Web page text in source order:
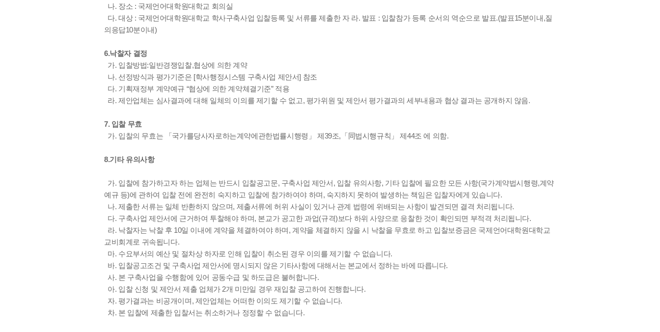
나. 장소 : 국제언어대학원대학교 회의실
다. 대상 : 국제언어대학원대학교 학사구축사업 입찰등록 및 서류를 제출한 자 라. 발표 : 입찰참가 등록 순서의 역순으로 발표.(발표15분이내,질
의응답10분이내)
6.낙찰자 결정
가. 입찰방법:일반경쟁입찰,협상에 의한 계약
나. 선정방식과 평가기준은 [학사행정시스템 구축사업 제안서] 참조
다. 기획재정부 계약예규 “협상에 의한 계약체결기준” 적용
라. 제안업체는 심사결과에 대해 일체의 이의를 제기할 수 없고, 평가위원 및 제안서 평가결과의 세부내용과 협상 결과는 공개하지 않음.
7. 입찰 무효
가. 입찰의 무효는 「국가를당사자로하는계약에관한법률시행령」 제39조,「同법시행규칙」 제44조 에 의함.
8.기타 유의사항
가. 입찰에 참가하고자 하는 업체는 반드시 입찰공고문, 구축사업 제안서, 입찰 유의사항, 기타 입찰에 필요한 모든 사항(국가계약법시행령,계약
예규 등)에 관하여 입찰 전에 완전히 숙지하고 입찰에 참가하여야 하며, 숙지하지 못하여 발생하는 책임은 입찰자에게 있습니다.
나. 제출한 서류는 일체 반환하지 않으며, 제출서류에 허위 사실이 있거나 관계 법령에 위배되는 사항이 발견되면 결격 처리됩니다.
다. 구축사업 제안서에 근거하여 투찰해야 하며, 본교가 공고한 과업(규격)보다 하위 사양으로 응찰한 것이 확인되면 부적격 처리됩니다.
라. 낙찰자는 낙찰 후 10일 이내에 계약을 체결하여야 하며, 계약을 체결하지 않을 시 낙찰을 무효로 하고 입찰보증금은 국제언어대학원대학교
교비회계로 귀속됩니다.
마. 수요부서의 예산 및 절차상 하자로 인해 입찰이 취소된 경우 이의를 제기할 수 없습니다.
바. 입찰공고조건 및 구축사업 제안서에 명시되지 않은 기타사항에 대해서는 본교에서 정하는 바에 따릅니다.
사. 본 구축사업을 수행함에 있어 공동수급 및 하도급은 불허합니다.
아. 입찰 신청 및 제안서 제출 업체가 2개 미만일 경우 재입찰 공고하여 진행합니다.
자. 평가결과는 비공개이며, 제안업체는 어떠한 이의도 제기할 수 없습니다.
차. 본 입찰에 제출한 입찰서는 취소하거나 정정할 수 없습니다.